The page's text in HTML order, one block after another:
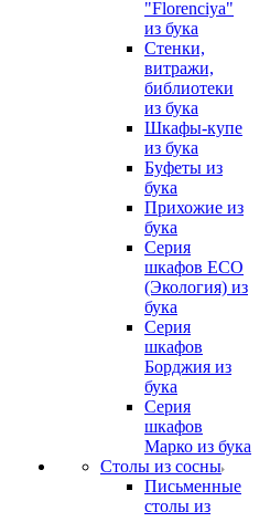
"Florenciya"
из бука
Стенки,
витражи,
библиотеки
из бука
Шкафы-купе
из бука
Буфеты из
бука
Прихожие из
бука
Серия
шкафов ECO
(Экология) из
бука
Серия
шкафов
Борджия из
бука
Серия
шкафов
Марко из бука
Столы из сосны
Письменные
столы из